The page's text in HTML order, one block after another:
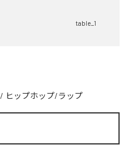
table_1
/ ヒップホップ/ラップ